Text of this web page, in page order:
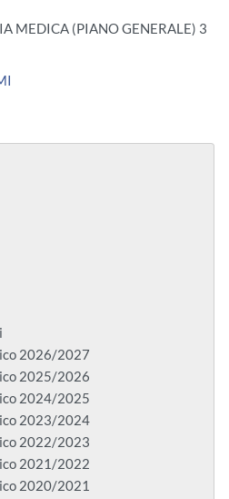
MEDICA (PIANO GENERALE) 3
2026/2027
2025/2026
2024/2025
2023/2024
2022/2023
2021/2022
2020/2021